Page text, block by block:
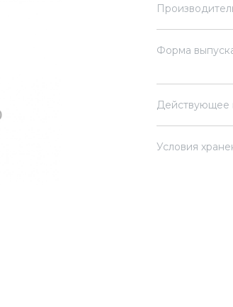
Форма
Действующее
Условия